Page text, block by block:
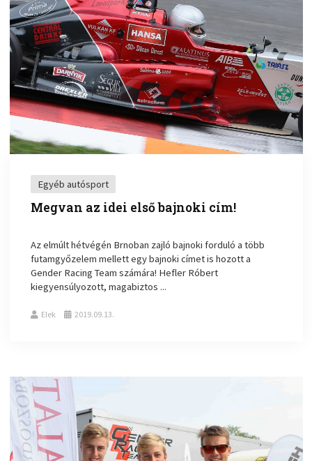
Egyéb autósport
Megvan az idei első bajnoki cím!
Az elmúlt hétvégén Brnoban zajló bajnoki forduló a több
futamgyőzelem mellett egy bajnoki címet is hozott a
Gender Racing Team számára! Hefler Róbert
kiegyensúlyozott, magabiztos ...
Elek 2019.09.13.